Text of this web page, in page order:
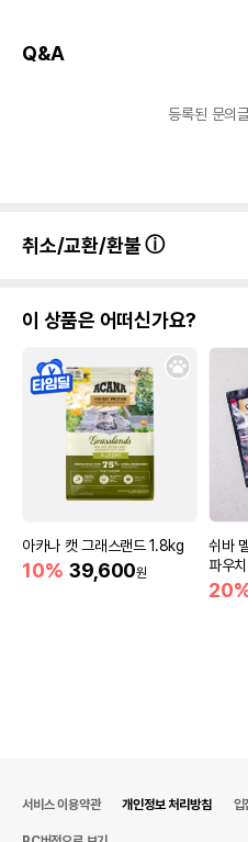
Q&A
등록된 문의
취소/교환/환불
이 상품은 어떠신가요?
아카나 캣 그래스랜드 1.8kg
10% 39,600원
쉬바
파우
서비스 이용약관 개인정보 처리방침 입